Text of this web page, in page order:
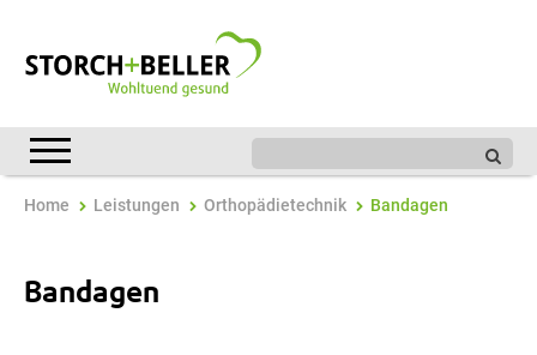
Home Leistungen Orthopädietechnik Bandagen
Bandagen